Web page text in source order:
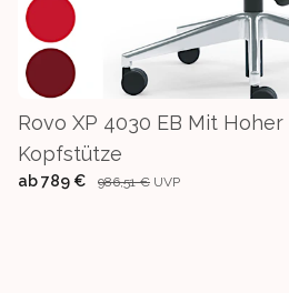
Rovo XP 4030 EB Mit
Kopfstütze
ab789 € 986,51 € UVP